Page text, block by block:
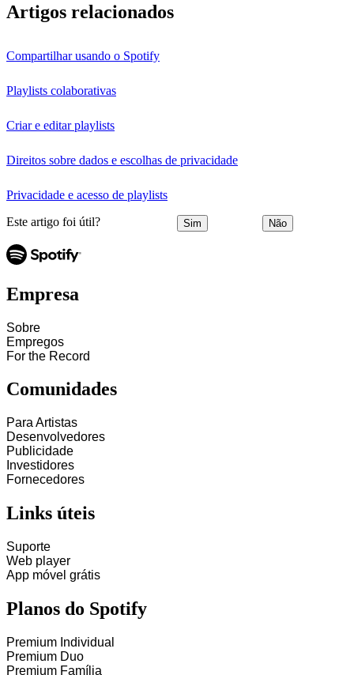
Artigos relacionados
Compartilhar usando o Spotify
Playlists colaborativas
Criar e editar playlists
Direitos sobre dados e escolhas de privacidade
Privacidade e acesso de playlists
Este artigo foi útil? Sim Não
Empresa
Sobre
Empregos
For the Record
Comunidades
Para Artistas
Desenvolvedores
Publicidade
Investidores
Fornecedores
Links úteis
Suporte
Web player
App móvel grátis
Planos do Spotify
Premium Individual
Premium Duo
Premium Família